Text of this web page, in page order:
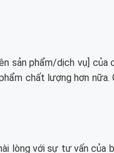
sản phẩm/dịch vụ] của
chất lượng hơn
lòng với sự tư vấn của